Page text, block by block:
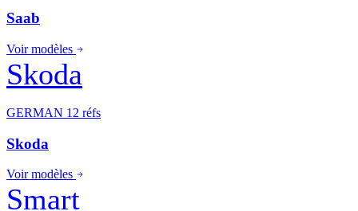
Saab
Voir modèles
Skoda
GERMAN 12 réfs
Skoda
Voir modèles
Smart